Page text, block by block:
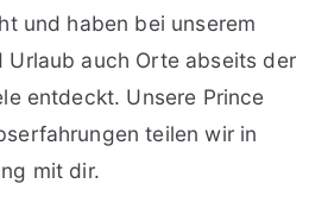
und haben bei unserem
Urlaub auch Orte abseits der
entdeckt. Unsere Prince
teilen wir in
mit dir.